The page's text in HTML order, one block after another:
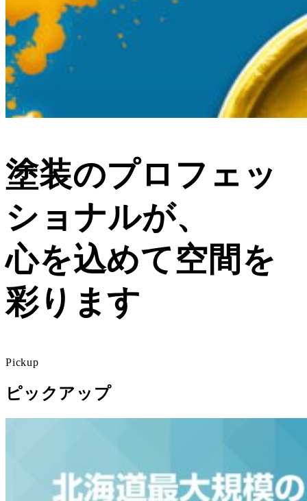
塗装のプロフェッ
ショナルが、
心を込めて空間を
彩ります
Pickup
ピックアップ